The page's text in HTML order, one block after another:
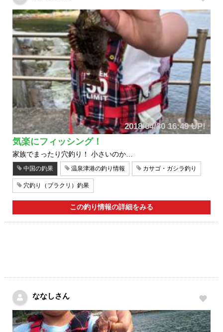
2018/04/30 16:49 UP!
気楽にフィッシング！
家族でまったり穴釣り！ 小さいのか…
中国の釣果 温泉津港の釣り情報 カサゴ・ガシラ釣り
穴釣り（ブラクリ）釣果
この釣り情報の詳細をみる
ななしさん